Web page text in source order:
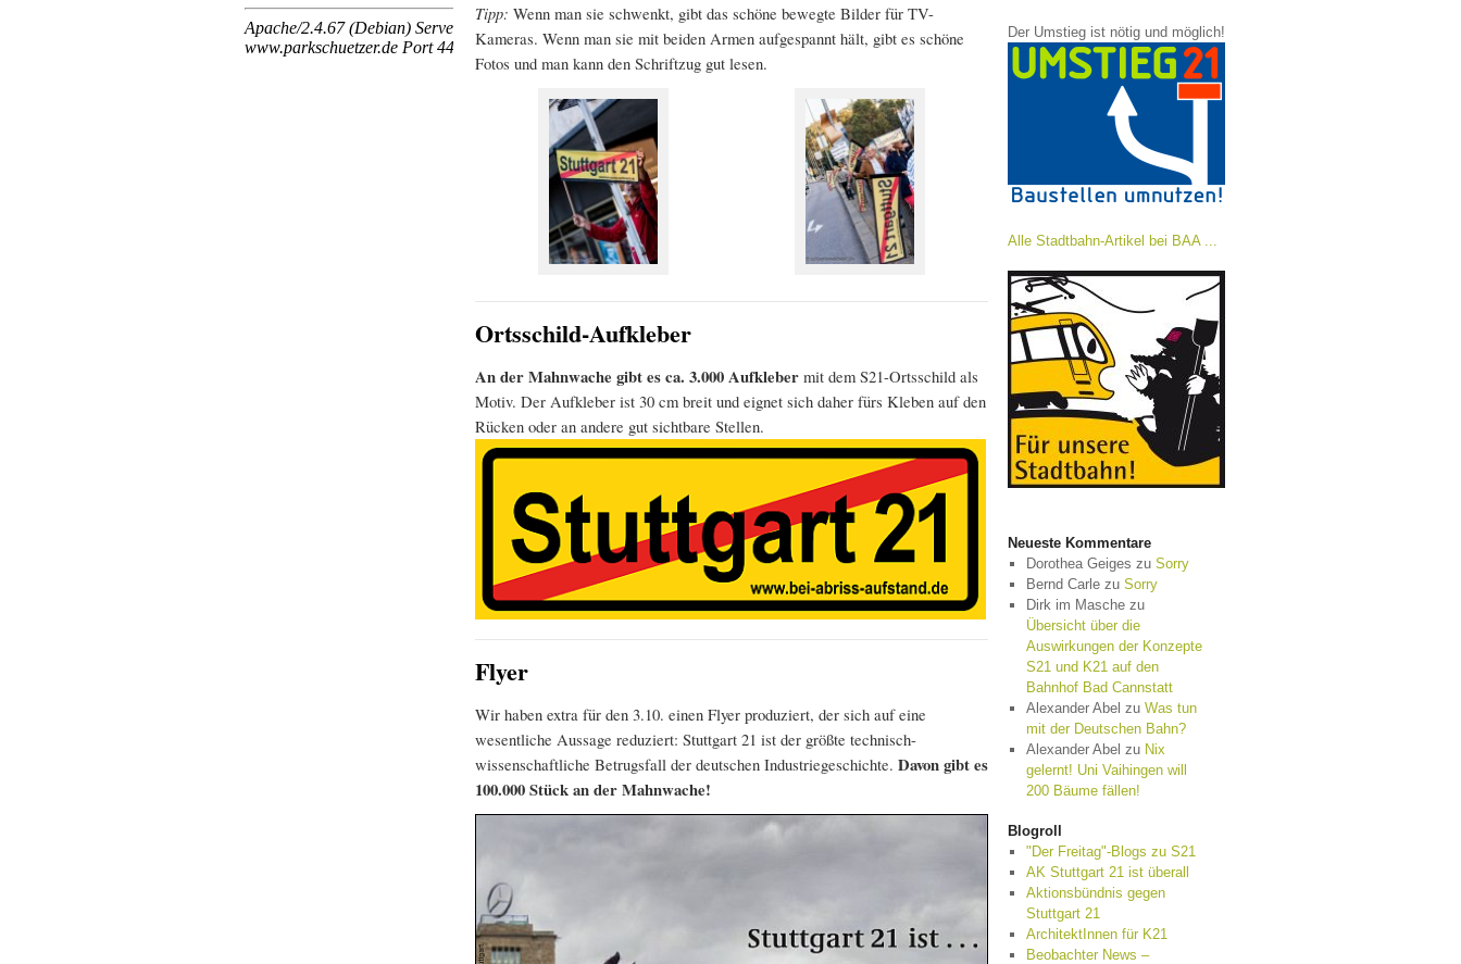
Tipp: Wenn man sie schwenkt, gibt das schöne bewegte Bilder für TV-
Kameras. Wenn man sie mit beiden Armen aufgespannt hält, gibt es schöne
Fotos und man kann den Schriftzug gut lesen.
Ortsschild-Aufkleber
An der Mahnwache gibt es ca. 3.000 Aufkleber mit dem S21-Ortsschild als
Motiv. Der Aufkleber ist 30 cm breit und eignet sich daher fürs Kleben auf den
Rücken oder an andere gut sichtbare Stellen.
Flyer
Wir haben extra für den 3.10. einen Flyer produziert, der sich auf eine
wesentliche Aussage reduziert: Stuttgart 21 ist der größte technisch-
wissenschaftliche Betrugsfall der deutschen Industriegeschichte. Davon gibt es
100.000 Stück an der Mahnwache!
Der Umstieg ist nötig und möglich!
Alle Stadtbahn-Artikel bei BAA ...
Neueste Kommentare
Dorothea Geiges zu Sorry
Bernd Carlezu Sorry
Dirk im Maschezu
Übersicht über die
Auswirkungen der Konzepte
S21 und K21 auf den
Bahnhof Bad Cannstatt
Alexander Abel zu Was tun
mit der Deutschen Bahn?
Alexander Abel zu Nix
gelernt! Uni Vaihingen will
200 Bäume fällen!
Blogroll
"Der Freitag"-Blogs zu S21
AK Stuttgart 21 ist überall
Aktionsbündnis gegen
Stuttgart 21
ArchitektInnen für K21
Beobachter News –